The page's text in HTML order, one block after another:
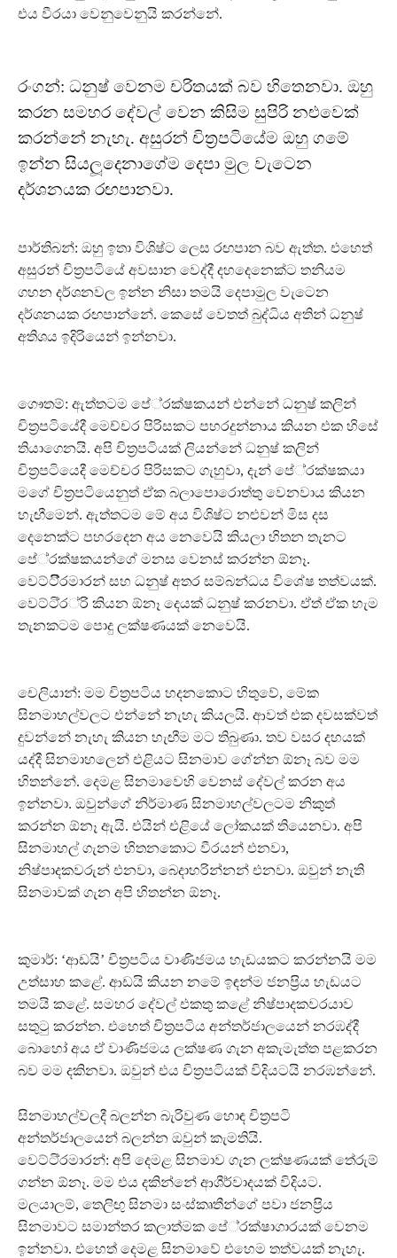
එය වීරයා වෙනුවෙනුයි කරන්නේ.
රංගන්: ධනුෂ් වෙනම චරිතයක් බව හිතෙනවා. ඔහු
කරන සමහර දේවල් වෙන කිසිම සුපිරි නළුවෙක්
කරන්නේ නැහැ. අසුරන් චිත‍්‍රපටියේම ඔහු ගමේ
ඉන්න සියලූදෙනාගේම දෙපා මුල වැටෙන
දර්ශනයක රඟපානවා.
පාර්තිබන්: ඔහු ඉතා විශිෂ්ට ලෙස රඟපාන බව ඇත්ත. එහෙත්
අසුරන් චිත‍්‍රපටියේ අවසාන වෙද්දී දහදෙනෙක්ට තනියම
ගහන දර්ශනවල ඉන්න නිසා තමයි දෙපාමුල වැටෙන
දර්ශනයක රඟපාන්නේ. කෙසේ වෙතත් බුද්ධිය අතින් ධනුෂ්
අතිශය ඉදිරියෙන් ඉන්නවා.
ගෞතම්: ඇත්තටම පේ‍්‍රක්ෂකයන් එන්නේ ධනුෂ් කලින්
චිත‍්‍රපටියේදී මෙච්චර පිරිසකට පහරදුන්නාය කියන එක හිසේ
තියාගෙනයි. අපි චිත‍්‍රපටියක් ලියන්නේ ධනුෂ් කලින්
චිත‍්‍රපටියෙදී මෙච්චර පිරිසකට ගැහුවා, දැන් පේ‍්‍රක්ෂකයා
මගේ චිත‍්‍රපටියෙනුත් ඒක බලාපොරොත්තු වෙනවාය කියන
හැඟීමෙන්. ඇත්තටම මේ අය විශිෂ්ට නළුවන් මිස දස
දෙනෙක්ට පහරදෙන අය නෙවෙයි කියලා හිතන තැනට
පේ‍්‍රක්ෂකයන්ගේ මනස වෙනස් කරන්න ඕනෑ.
වෙට්ටි‍්‍රිමාරන් සහ ධනුෂ් අතර සම්බන්ධය විශේෂ තත්වයක්.
වෙට්ටි‍්‍ර‍්‍රි කියන ඕනෑ දෙයක් ධනුෂ් කරනවා. ඒත් ඒක හැම
තැනකටම පොදු ලක්ෂණයක් නෙවෙයි.
චෙලියාන්: මම චිත‍්‍රපටිය හදනකොට හිතුවේ, මේක
සිනමාහල්වලට එන්නේ නැහැ කියලයි. ආවත් එක දවසක්වත්
දුවන්නේ නැහැ කියන හැඟීම මට තිබුණා. තව වසර දහයක්
යද්දී සිනමාහලෙන් එළියට සිනමාව ගේන්න ඕනෑ බව මම
හිතන්නේ. දෙමළ සිනමාවෙහි වෙනස් දේවල් කරන අය
ඉන්නවා. ඔවුන්ගේ නිර්මාණ සිනමාහල්වලටම නිකුත්
කරන්න ඕනෑ ඇයි. එයින් එළියේ ලෝකයක් තියෙනවා. අපි
සිනමාහල් ගැනම හිතනකොට වීරයන් එනවා,
නිෂ්පාදකවරුන් එනවා, බෙදාහරින්නන් එනවා. ඔවුන් නැති
සිනමාවක් ගැන අපි හිතන්න ඕනෑ.
කුමාර්: ‘ආඩයි’ චිත‍්‍රපටිය වාණිජමය හැඩයකට කරන්නයි මම
උත්සාහ කළේ. ආඩයි කියන නමේ ඉඳන්ම ජනප‍්‍රිය හැඩයට
තමයි කළේ. සමහර දේවල් එකතු කළේ නිෂ්පාදකවරයාව
සතුටු කරන්න. එහෙත් චිත‍්‍රපටිය අන්තර්ජාලයෙන් නරඹද්දී
බොහෝ අය ඒ වාණිජමය ලක්ෂණ ගැන අකැමැත්ත පළකරන
බව මම දකිනවා. ඔවුන් එය චිත‍්‍රපටියක් විදියටයි නරඹන්නේ.
සිනමාහල්වලදී බලන්න බැරිවුණ හොඳ චිත‍්‍රපටි
අන්තර්ජාලයෙන් බලන්න ඔවුන් කැමතියි.
වෙට්ටි‍්‍රමාරන්: අපි දෙමළ සිනමාව ගැන ලක්ෂණයක් තේරුම්
ගන්න ඕනෑ. මම එය දකින්නේ ආශීර්වාදයක් විදියට.
මලයාලම්, තෙලිඟු සිනමා සංස්කෘතීන්ගේ පවා ජනප‍්‍රිය
සිනමාවට සමාන්තර කලාත්මක පේ‍්‍රක්ෂාගාරයක් වෙනම
ඉන්නවා. එහෙත් දෙමළ සිනමාවේ එහෙම තත්වයක් නැහැ.